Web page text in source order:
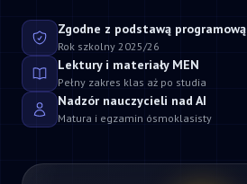
Zgodne z podstawą programową
Rok szkolny 2025/26
Lektury i materiały MEN
Pełny zakres klas aż po studia
Nadzór nauczycieli nad AI
Matura i egzamin ósmoklasisty